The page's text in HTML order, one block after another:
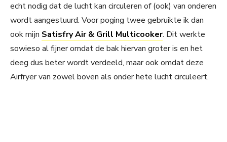
echt nodig dat de lucht kan circuleren of (ook) van onderen
wordt aangestuurd. Voor poging twee gebruikte ik dan
ook mijn Satisfry Air & Grill Multicooker. Dit werkte
sowieso al fijner omdat de bak hiervan groter is en het
deeg dus beter wordt verdeeld, maar ook omdat deze
Airfryer van zowel boven als onder hete lucht circuleert.